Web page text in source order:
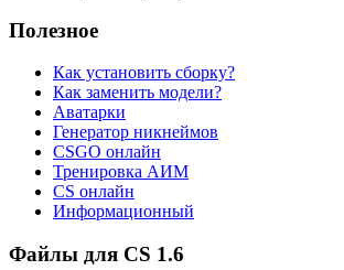
Полезное
Как установить сборку?
Как заменить модели?
Аватарки
Генератор никнеймов
CSGO онлайн
Тренировка АИМ
CS онлайн
Информационный
Файлы для CS 1.6